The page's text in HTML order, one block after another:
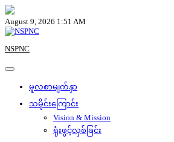
Skip
to
content
August 9, 2026 1:51 AM
NSPNC
မူလစာမျက်နှာ
သမိုင်းကြောင်း
Vision & Mission
ရုံးဖွင့်လှစ်ခြင်း